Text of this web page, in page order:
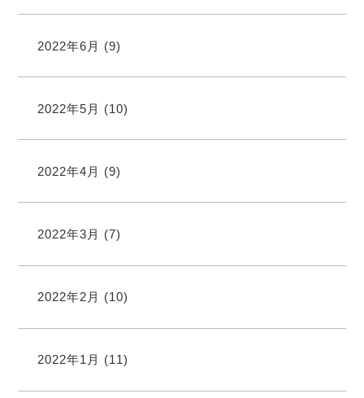
2022年6月 (9)
2022年5月 (10)
2022年4月 (9)
2022年3月 (7)
2022年2月 (10)
2022年1月 (11)